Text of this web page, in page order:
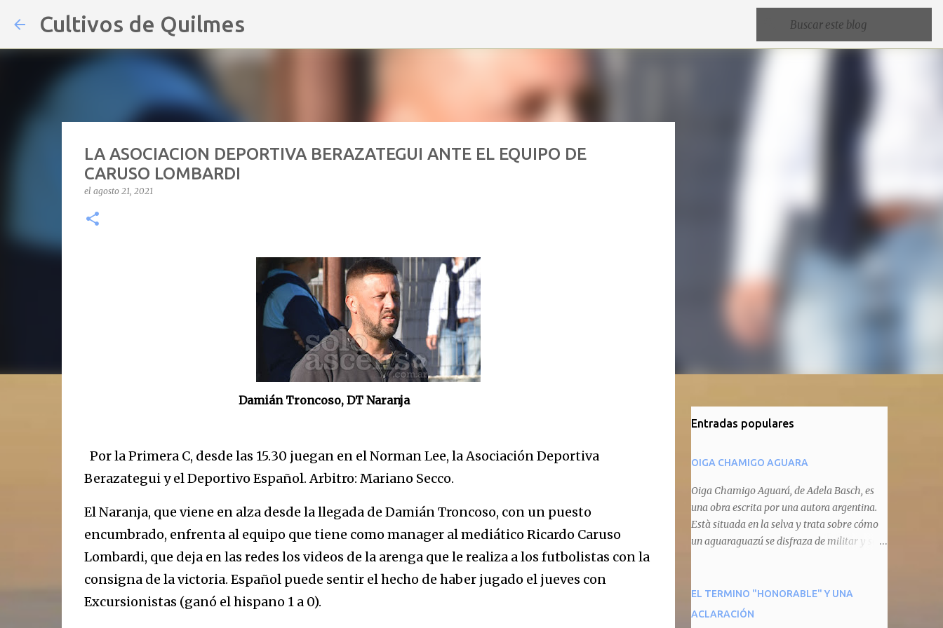
Cultivos de Quilmes
LA ASOCIACION DEPORTIVA BERAZATEGUI ANTE EL EQUIPO DE
CARUSO LOMBARDI
el agosto 21, 2021
Damián Troncoso, DT Naranja
Por la Primera C, desde las 15.30 juegan en el Norman Lee, la Asociación Deportiva
Berazategui y el Deportivo Español. Arbitro: Mariano Secco.
El Naranja, que viene en alza desde la llegada de Damián Troncoso, con un puesto
encumbrado, enfrenta al equipo que tiene como manager al mediático Ricardo Caruso
Lombardi, que deja en las redes los videos de la arenga que le realiza a los futbolistas con la
consigna de la victoria. Español puede sentir el hecho de haber jugado el jueves con
Excursionistas (ganó el hispano 1 a 0).
Entradas populares
OIGA CHAMIGO AGUARA
Oiga Chamigo Aguará, de Adela Basch, es
una obra escrita por una autora argentina.
Està situada en la selva y trata sobre cómo
un aguaraguazú se disfraza de militar y se
animal que pretenda circular por ahí. En
primera instancia aparece Teteu, el tero,
EL TERMINO "HONORABLE" Y UNA
ACLARACIÓN